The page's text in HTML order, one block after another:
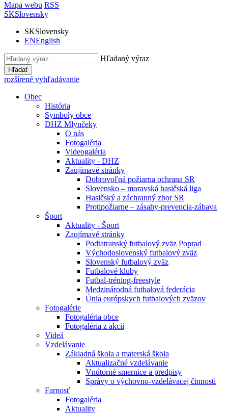
Mapa webu RSS
SKSlovensky
SKSlovensky
ENEnglish
Hľadaný výraz
Hľadať
rozšírené vyhľadávanie
Obec
História
Symboly obce
DHZ Mlynčeky
O nás
Fotogaléria
Videogaléria
Aktuality - DHZ
Zaujímavé stránky
Dobrovoľná požiarna ochrana SR
Slovensko – moravská hasičská liga
Hasičský a záchranný zbor SR
Protipožiarne – zásahy-prevencia-zábava
Šport
Aktuality - Šport
Zaujímavé stránky
Podtatranský futbalový zväz Poprad
Východoslovenský futbalový zväz
Slovenský futbalový zväz
Futbalové kluby
Futbal-tréning-freestyle
Medzinárodná futbalová federácia
Únia európskych futbalových zväzov
Fotogalérie
Fotogaléria obce
Fotogaléria z akcií
Videá
Vzdelávanie
Základná škola a materská škola
Aktualizačné vzdelávanie
Vnútorné smernice a predpisy
Správy o výchovno-vzdelávacej činnosti
Farnosť
Fotogaléria
Aktuality